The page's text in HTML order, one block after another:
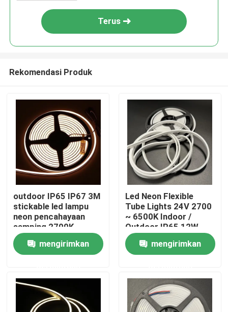
Produk
Terus
Rekomendasi Produk
outdoor IP65 IP67 3M
stickable led lampu
neon pencahayaan
samping 2700K -
6500k disesuaikan
mengirimkan
Led Neon Flexible
Tube Lights 24V 2700
~ 6500K Indoor /
Outdoor IP65 12W
lampu tabung silikon
mengirimkan